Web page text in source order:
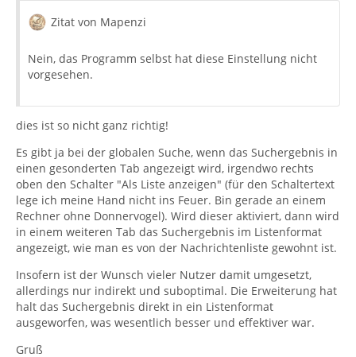
Zitat von Mapenzi
Nein, das Programm selbst hat diese Einstellung nicht
vorgesehen.
dies ist so nicht ganz richtig!
Es gibt ja bei der globalen Suche, wenn das Suchergebnis in
einen gesonderten Tab angezeigt wird, irgendwo rechts
oben den Schalter "Als Liste anzeigen" (für den Schaltertext
lege ich meine Hand nicht ins Feuer. Bin gerade an einem
Rechner ohne Donnervogel). Wird dieser aktiviert, dann wird
in einem weiteren Tab das Suchergebnis im Listenformat
angezeigt, wie man es von der Nachrichtenliste gewohnt ist.
Insofern ist der Wunsch vieler Nutzer damit umgesetzt,
allerdings nur indirekt und suboptimal. Die Erweiterung hat
halt das Suchergebnis direkt in ein Listenformat
ausgeworfen, was wesentlich besser und effektiver war.
Gruß